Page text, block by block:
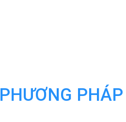
PHƯƠNG